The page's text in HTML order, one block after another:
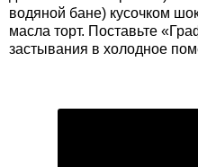
водяной бане) кусочком
масла торт. Поставьте
застывания в холодное